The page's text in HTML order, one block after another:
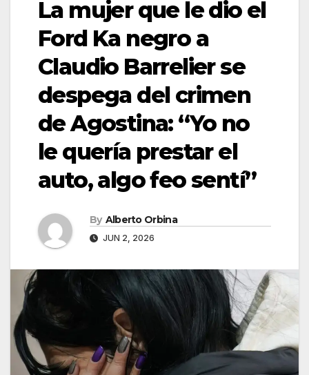
La mujer que le dio el
Ford Ka negro a
Claudio Barrelier se
despega del crimen
de Agostina: “Yo no
le quería prestar el
auto, algo feo sentí”
By Alberto Orbina
JUN 2, 2026